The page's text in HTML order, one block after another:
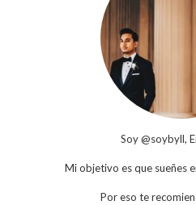
Soy @soybyll,
Mi objetivo es que sueñes
Por eso te